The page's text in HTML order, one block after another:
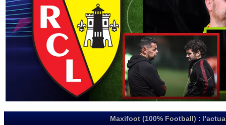
Maxifoot (100% Football) :